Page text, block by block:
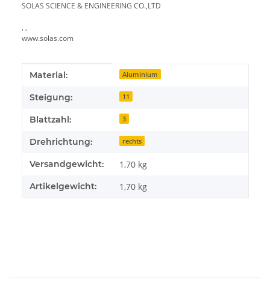
SOLAS SCIENCE & ENGINEERING CO.,LTD
, ,
www.solas.com
Produkteigenschaft
Wert
Material: Aluminium
Steigung: 11
Blattzahl: 3
Drehrichtung: rechts
Versandgewicht: 1,70 kg
Artikelgewicht: 1,70 kg